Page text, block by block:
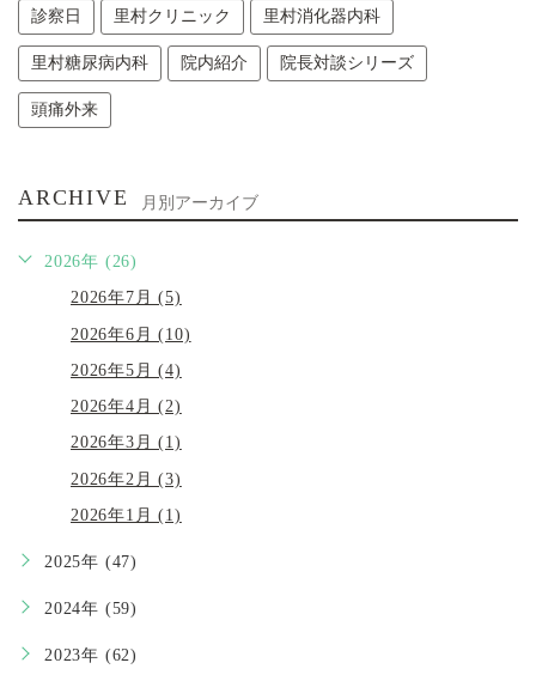
診察日 里村クリニック 里村消化器内科
里村糖尿病内科 院内紹介 院長対談シリーズ
頭痛外来
ARCHIVE 月別アーカイブ
2026年 (26)
2026年7月 (5)
2026年6月 (10)
2026年5月 (4)
2026年4月 (2)
2026年3月 (1)
2026年2月 (3)
2026年1月 (1)
2025年 (47)
2024年 (59)
2023年 (62)